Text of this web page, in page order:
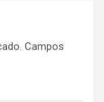
Campos